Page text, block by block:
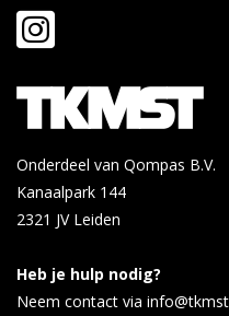
Rijksuniversiteit
dec
7-11
2026
Locatie:
Bekijk de details
Onderdeel van Qompas B.V.
Kanaalpark 144
2321 JV Leiden
Heb je hulp nodig?
Neem contact via